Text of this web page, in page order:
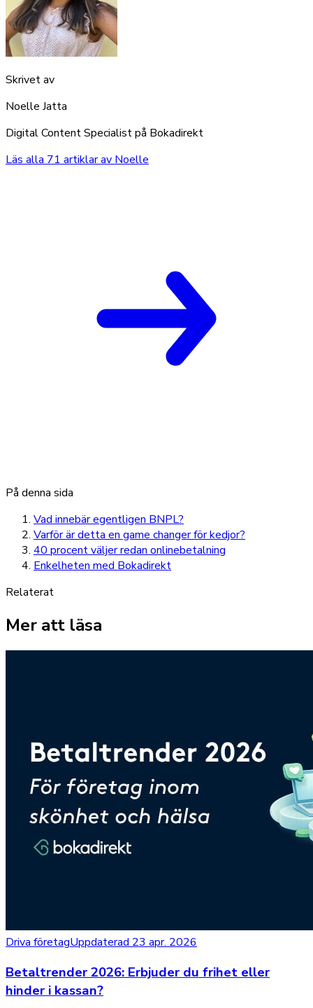
Skrivet av
Noelle Jatta
Digital Content Specialist på Bokadirekt
Läs alla 71 artiklar av Noelle
På denna sida
Vad innebär egentligen BNPL?
Varför är detta en game changer för kedjor?
40 procent väljer redan onlinebetalning
Enkelheten med Bokadirekt
Relaterat
Mer att läsa
Driva företagUppdaterad 23 apr. 2026
Betaltrender 2026: Erbjuder du frihet eller
hinder i kassan?